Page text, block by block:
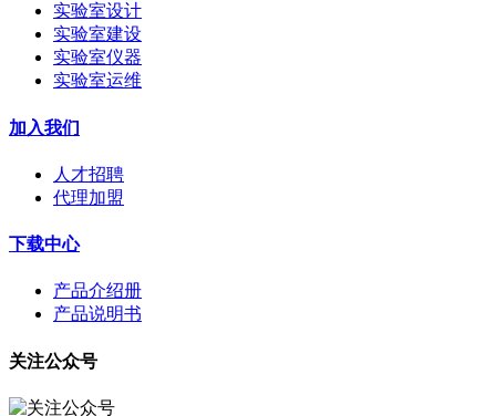
实验室设计
实验室建设
实验室仪器
实验室运维
加入我们
人才招聘
代理加盟
下载中心
产品介绍册
产品说明书
关注公众号